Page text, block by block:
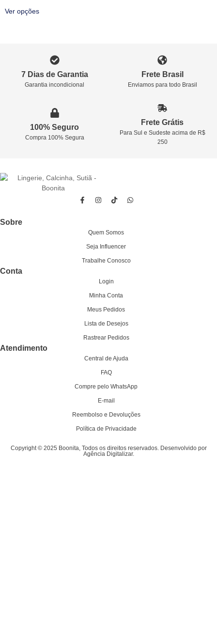
Ver opções
7 Dias de Garantia
Garantia incondicional
Frete Brasil
Enviamos para todo Brasil
100% Seguro
Compra 100% Segura
Frete Grátis
Para Sul e Sudeste acima de R$
250
Sobre
Quem Somos
Seja Influencer
Trabalhe Conosco
Conta
Login
Minha Conta
Meus Pedidos
Lista de Desejos
Rastrear Pedidos
Atendimento
Central de Ajuda
FAQ
Compre pelo WhatsApp
E-mail
Reembolso e Devoluções
Política de Privacidade
Copyright © 2025 Boonita, Todos os direitos reservados. Desenvolvido por
Agência Digitalizar.